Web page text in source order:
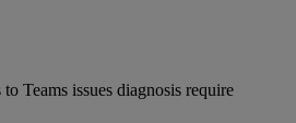
Teams issues diagnosis require